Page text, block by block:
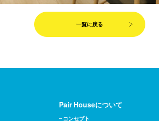
一覧に戻る
Pair Houseについて
コンセプト